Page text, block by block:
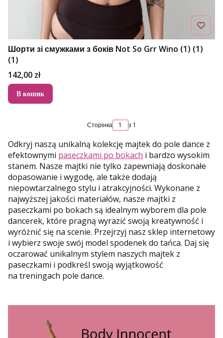
Шорти зі смужками з боків Not So Grr Wino (1) (1)
(1)
Ціна
142,00 zł
В кошик
Сторінка з 1
Odkryj naszą unikalną kolekcję majtek do pole dance z
efektownymi paseczkami po bokach i bardzo wysokim
stanem. Nasze majtki nie tylko zapewniają doskonałe
dopasowanie i wygodę, ale także dodają
niepowtarzalnego stylu i atrakcyjności. Wykonane z
najwyższej jakości materiałów, nasze majtki z
paseczkami po bokach są idealnym wyborem dla pole
dancerek, które pragną wyrazić swoją kreatywność i
wyróżnić się na scenie. Przejrzyj nasz sklep internetowy
i wybierz swoje swój model spodenek do tańca. Daj się
oczarować unikalnym stylem naszych majtek z
paseczkami i podkreśl swoją wyjątkowość
na treningach pole dance.